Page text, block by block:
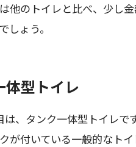
他のトイレと比べ、少し
しょう。
体型トイレ
、タンク一体型トイレです
が付いている一般的なト